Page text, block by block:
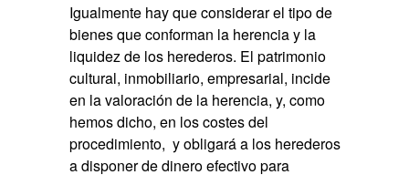
Igualmente hay que considerar el tipo de
bienes que conforman la herencia y la
liquidez de los herederos. El patrimonio
cultural, inmobiliario, empresarial, incide
en la valoración de la herencia, y, como
hemos dicho, en los costes del
procedimiento, y obligará a los herederos
a disponer de dinero efectivo para